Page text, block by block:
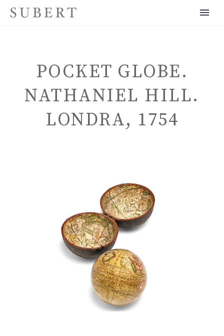
ITALIANO
POCKET GLOBE.
NATHANIEL HILL.
LONDRA, 1754